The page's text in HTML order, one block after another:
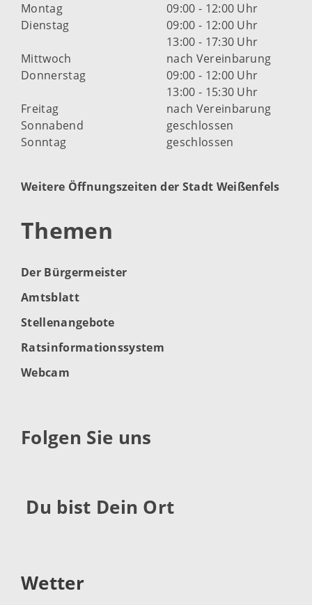
Montag
09:00 - 12:00 Uhr
Dienstag
09:00 - 12:00 Uhr
13:00 - 17:30 Uhr
Mittwoch
nach Vereinbarung
Donnerstag
09:00 - 12:00 Uhr
13:00 - 15:30 Uhr
Freitag
nach Vereinbarung
Sonnabend
geschlossen
Sonntag
geschlossen
Weitere Öffnungszeiten der Stadt Weißenfels
Themen
Der Bürgermeister
Amtsblatt
Stellenangebote
Ratsinformationssystem
Webcam
Folgen Sie uns
Du bist Dein Ort
Wetter